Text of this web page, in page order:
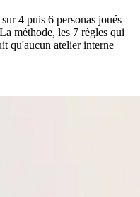
4 puis 6 personas joués
méthode, les 7 règles qui
qu'aucun atelier interne